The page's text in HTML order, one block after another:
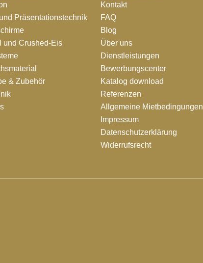
Präsentationstechnik
und Crushed-Eis
& Zubehör
Kontakt
FAQ
Blog
Über uns
Dienstleistungen
Bewerbungscenter
Katalog download
Referenzen
Allgemeine Mietbedingungen
Impressum
Datenschutzerklärung
Widerrufsrecht